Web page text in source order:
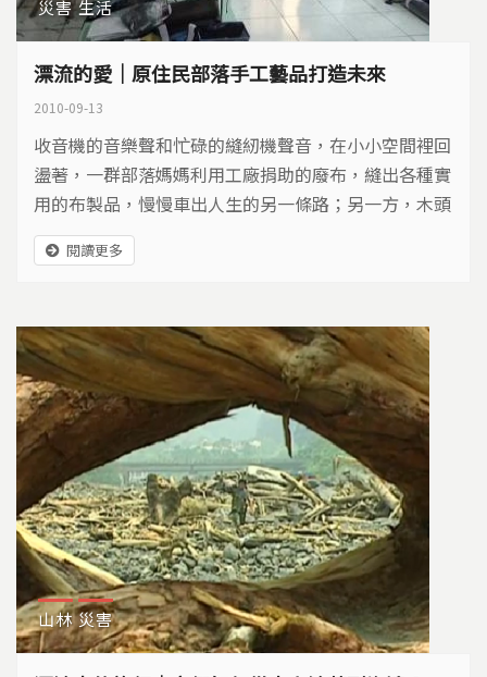
災害 生活
漂流的愛｜原住民部落手工藝品打造未來
2010-09-13
收音機的音樂聲和忙碌的縫紉機聲音，在小小空間裡回
盪著，一群部落媽媽利用工廠捐助的廢布，縫出各種實
用的布製品，慢慢車出人生的另一條路；另一方，木頭
敲打聲響亮，一群部落爸爸利用漂流木原有的形體，打
造出一張張獨一無二的桌椅，為了讓木頭，能夠自在呼
感，讓人感到溫馨有趣，像是這些順著樹木紋理作成的
漂流木家具，這裡有一個斜出去的大腳，或是在那裡扭
了一個彎，如同原住民自由奔放的個性。去年莫拉克風
災後帶來的這些漂流木，部落居民不肯絕望，也試圖從
中找尋重新站起來的力量。
閱讀更多
山林 災害